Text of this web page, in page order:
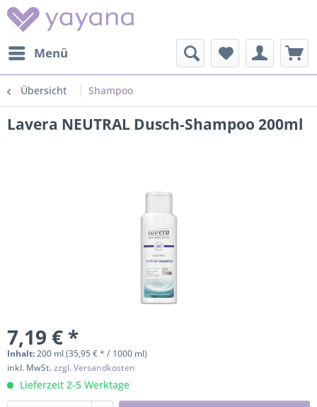
Menü
Übersicht Shampoo
Lavera NEUTRAL Dusch-Shampoo 200ml
7,19 € *
Inhalt:200 ml (35,95 € * / 1000 ml)
inkl. MwSt.zzgl. Versandkosten
Lieferzeit 2-5 Werktage